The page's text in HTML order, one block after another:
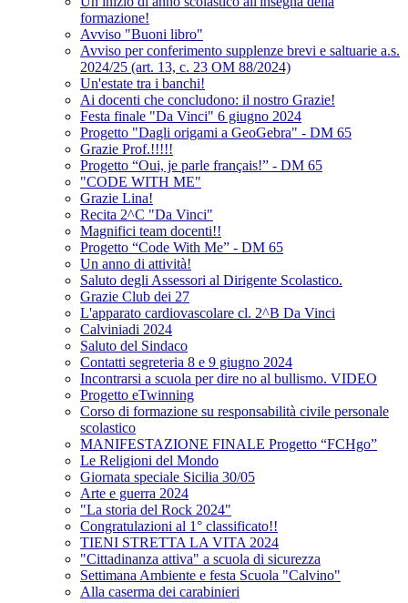
formazione!
Avviso "Buoni libro"
Avviso per conferimento supplenze brevi e saltuarie a.s.
2024/25 (art. 13, c. 23 OM 88/2024)
Un'estate tra i banchi!
Ai docenti che concludono: il nostro Grazie!
Festa finale "Da Vinci" 6 giugno 2024
Progetto "Dagli origami a GeoGebra" - DM 65
Grazie Prof.!!!!!
Progetto “Oui, je parle français!” - DM 65
"CODE WITH ME"
Grazie Lina!
Recita 2^C "Da Vinci"
Magnifici team docenti!!
Progetto “Code With Me” - DM 65
Un anno di attività!
Saluto degli Assessori al Dirigente Scolastico.
Grazie Club dei 27
L'apparato cardiovascolare cl. 2^B Da Vinci
Calviniadi 2024
Saluto del Sindaco
Contatti segreteria 8 e 9 giugno 2024
Incontrarsi a scuola per dire no al bullismo. VIDEO
Progetto eTwinning
Corso di formazione su responsabilità civile personale
scolastico
MANIFESTAZIONE FINALE Progetto “FCHgo”
Le Religioni del Mondo
Giornata speciale Sicilia 30/05
Arte e guerra 2024
"La storia del Rock 2024"
Congratulazioni al 1° classificato!!
TIENI STRETTA LA VITA 2024
"Cittadinanza attiva" a scuola di sicurezza
Settimana Ambiente e festa Scuola "Calvino"
Alla caserma dei carabinieri